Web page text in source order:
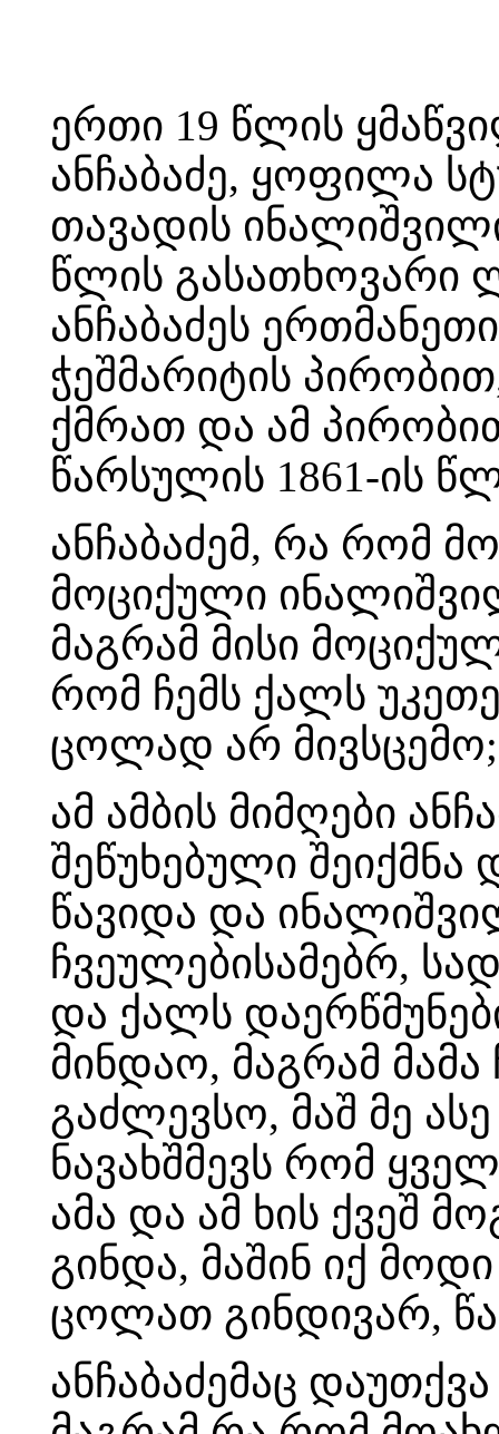
ერთი 19 წლის
ანჩაბაძე, ყოფილა
თავადის
წლის გასათხოვარი
ანჩაბაძეს
ჭეშმარიტის
ქმრათ და ამ
წარსულის 1861-ის
ანჩაბაძემ, რა რომ
მოციქული
მაგრამ მისი
რომ ჩემს ქალს
ცოლად არ მივსცემო;
ამ ამბის მიმღები
შეწუხებული
წავიდა და
ჩვეულებისამებრ,
და ქალს
მინდაო, მაგრამ მამა
გაძლევსო, მაშ მე
ნავახშმევს რომ
ამა და ამ ხის ქვეშ
გინდა, მაშინ იქ
ცოლათ გინდივარ,
ანჩაბაძემაც